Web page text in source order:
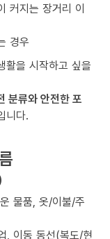
커지는 장거리 이
경우
활을 시작하고 싶을
분류와 안전한 포
니다.
물품, 옷/이불/주
, 이동 동선(복도/현